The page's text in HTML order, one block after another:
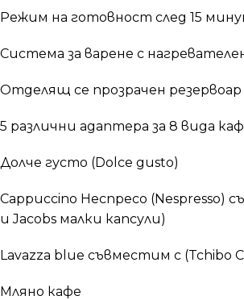
Режим на готовност след 15
Система за варене с
Отделящ се прозрачен резервоар
5 различни адаптера за 8 вида
Долче густо (Dolce gusto)
Cappuccino Неспресо (Nespresso)
и Jacobs малки капсули)
Lavazza blue съвместим с (Tchibo
Мляно кафе